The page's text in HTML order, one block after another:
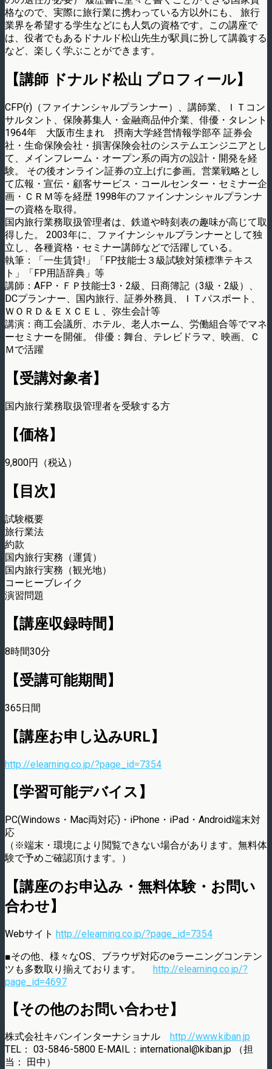
格なので、実際に旅行業に携わっている方以外にも、 旅行
業界を希望する学生などにも人気の資格です。この講座で
は、役者でもあるドナルド松山先生が駅員に扮して講義する
など、楽しく学ぶことができます。
【講師 ドナルド松山 プロフィール】
CFP(r)（ファイナンシャルプランナー）、講師業、ＩＴコン
サルタント、保険募集人・金融商品仲介業、俳優・タレント
1964年 大阪市生まれ 摂南大学経営情報学部卒 証券会
社・生命保険会社・損害保険会社のシステムエンジニアとし
て、メインフレーム・オープン系の両方の設計・開発を経
験。 その後オンライン証券の立上げに参画。営業戦略とし
て広報・宣伝・顧客サービス・コールセンター・セミナー企
画・ＣＲＭ等を経歴 1998年のファインナンシャルプランナ
ーの資格を取得。
国内旅行業務取扱管理者は、鉄道や時刻表の趣味が高じて取
得した。 2003年に、ファイナンシャルプランナーとして独
立し、各種資格・セミナー講師などで活躍している。
執筆：「一生賃貸!」「FP技能士３級試験対策標準テキス
ト」「FP用語辞典」等
講師：AFP・ＦＰ技能士3・2級、日商簿記（3級・2級）、
DCプランナー、国内旅行、証券外務員、ＩＴパスポート、
ＷＯＲＤ＆ＥＸＣＥＬ、弥生会計等
講演：商工会議所、ホテル、老人ホーム、労働組合等でマネ
ーセミナーを開催。 俳優：舞台、テレビドラマ、映画、Ｃ
Ｍで活躍
【受講対象者】
国内旅行業務取扱管理者を受験する方
【価格】
9,800円（税込）
【目次】
試験概要
旅行業法
約款
国内旅行実務（運賃）
国内旅行実務（観光地）
コーヒーブレイク
演習問題
【講座収録時間】
8時間30分
【受講可能期間】
365日間
【講座お申し込みURL】
http://elearning.co.jp/?page_id=7354
【学習可能デバイス】
PC(Windows・Mac両対応)・iPhone・iPad・Android端末対
応
（※端末・環境により閲覧できない場合があります。無料体
験で予めご確認頂けます。）
【講座のお申込み・無料体験・お問い
合わせ】
Webサイト http://elearning.co.jp/?page_id=7354
■その他、様々なOS、ブラウザ対応のeラーニングコンテン
ツも多数取り揃えております。 http://elearning.co.jp/?
page_id=4697
【その他のお問い合わせ】
株式会社キバンインターナショナル
http://www.kiban.jp
TEL： 03-5846-5800 E-MAIL：international@kiban.jp （担
当： 田中）